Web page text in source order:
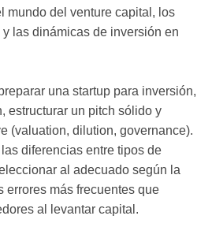
mundo del venture capital, los
las dinámicas de inversión en
una startup para inversión,
estructurar un pitch sólido y
(valuation, dilution, governance).
diferencias entre tipos de
al adecuado según la
errores más frecuentes que
al levantar capital.